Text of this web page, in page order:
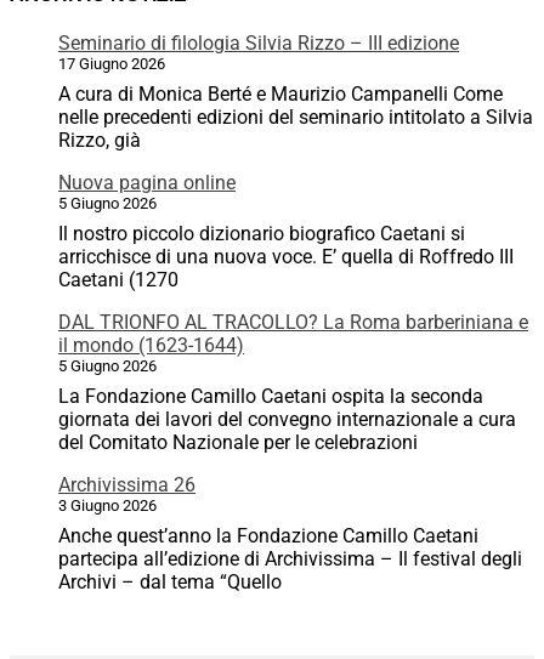
Seminario di filologia Silvia Rizzo – III edizione
17 Giugno 2026
A cura di Monica Berté e Maurizio Campanelli Come
nelle precedenti edizioni del seminario intitolato a Silvia
Rizzo, già
Nuova pagina online
5 Giugno 2026
Il nostro piccolo dizionario biografico Caetani si
arricchisce di una nuova voce. E’ quella di Roffredo III
Caetani (1270
DAL TRIONFO AL TRACOLLO? La Roma barberiniana e
il mondo (1623-1644)
5 Giugno 2026
La Fondazione Camillo Caetani ospita la seconda
giornata dei lavori del convegno internazionale a cura
del Comitato Nazionale per le celebrazioni
Archivissima 26
3 Giugno 2026
Anche quest’anno la Fondazione Camillo Caetani
partecipa all’edizione di Archivissima – Il festival degli
Archivi – dal tema “Quello